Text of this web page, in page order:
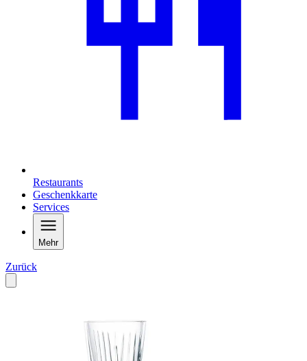
Restaurants
Geschenkkarte
Services
Mehr
Zurück